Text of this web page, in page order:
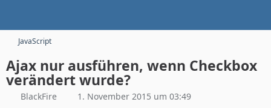
JavaScript
Ajax nur ausführen, wenn Checkbox
verändert wurde?
BlackFire 1. November 2015 um 03:49